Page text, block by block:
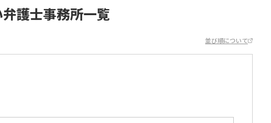
相続人調査 相続財産調査
護士事務所一覧
並び順について